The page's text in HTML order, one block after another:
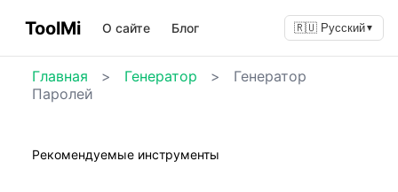
ToolMi О сайте Блог 🇷🇺 Русский▼
Главная > Генератор >
Генератор
Паролей
Рекомендуемые инструменты